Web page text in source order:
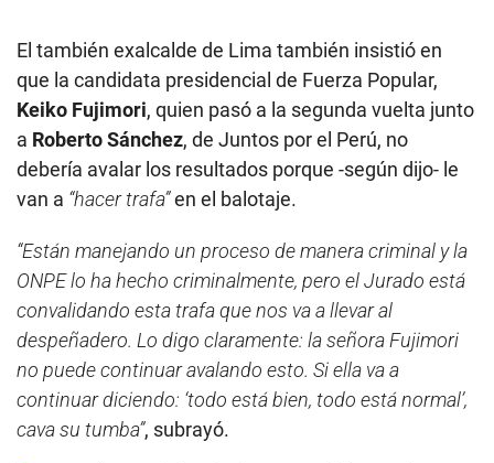
El también exalcalde de Lima también insistió en
que la candidata presidencial de Fuerza Popular,
Keiko Fujimori, quien pasó a la segunda vuelta junto
a Roberto Sánchez, de Juntos por el Perú, no
debería avalar los resultados porque -según dijo- le
van a “hacer trafa”en el balotaje.
“Están manejando un proceso de manera criminal y la
ONPE lo ha hecho criminalmente, pero el Jurado está
convalidando esta trafa que nos va a llevar al
despeñadero. Lo digo claramente: la señora Fujimori
no puede continuar avalando esto. Si ella va a
continuar diciendo: ‘todo está bien, todo está normal’,
cava su tumba”, subrayó.